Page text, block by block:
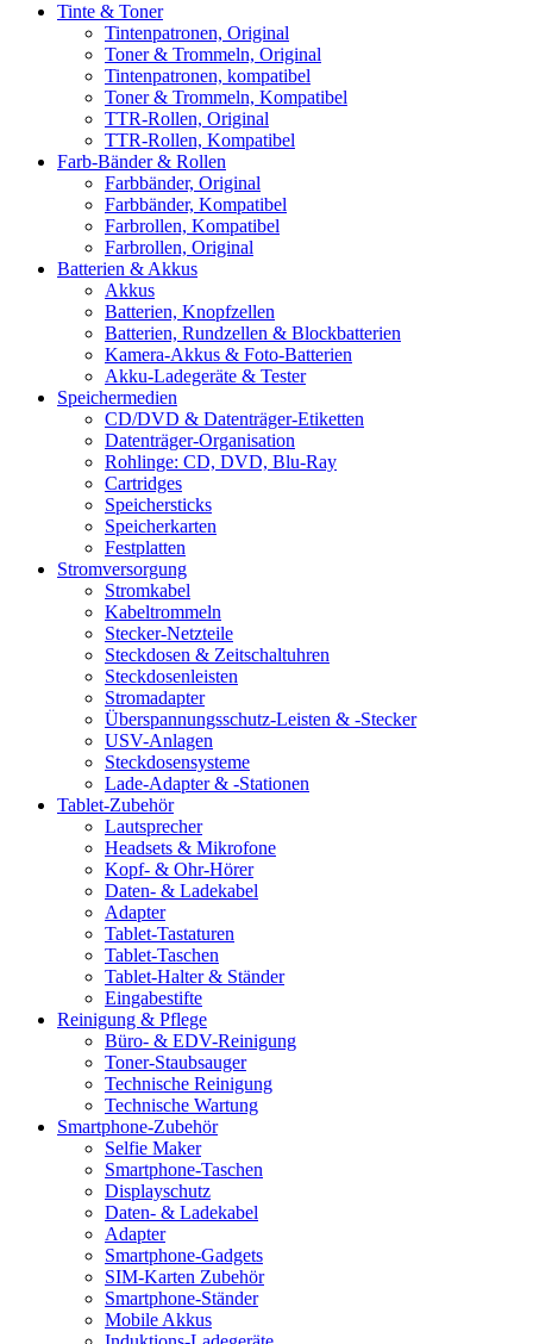
Tinte & Toner
Tintenpatronen, Original
Toner & Trommeln, Original
Tintenpatronen, kompatibel
Toner & Trommeln, Kompatibel
TTR-Rollen, Original
TTR-Rollen, Kompatibel
Farb-Bänder & Rollen
Farbbänder, Original
Farbbänder, Kompatibel
Farbrollen, Kompatibel
Farbrollen, Original
Batterien & Akkus
Akkus
Batterien, Knopfzellen
Batterien, Rundzellen & Blockbatterien
Kamera-Akkus & Foto-Batterien
Akku-Ladegeräte & Tester
Speichermedien
CD/DVD & Datenträger-Etiketten
Datenträger-Organisation
Rohlinge: CD, DVD, Blu-Ray
Cartridges
Speichersticks
Speicherkarten
Festplatten
Stromversorgung
Stromkabel
Kabeltrommeln
Stecker-Netzteile
Steckdosen & Zeitschaltuhren
Steckdosenleisten
Stromadapter
Überspannungsschutz-Leisten & -Stecker
USV-Anlagen
Steckdosensysteme
Lade-Adapter & -Stationen
Tablet-Zubehör
Lautsprecher
Headsets & Mikrofone
Kopf- & Ohr-Hörer
Daten- & Ladekabel
Adapter
Tablet-Tastaturen
Tablet-Taschen
Tablet-Halter & Ständer
Eingabestifte
Reinigung & Pflege
Büro- & EDV-Reinigung
Toner-Staubsauger
Technische Reinigung
Technische Wartung
Smartphone-Zubehör
Selfie Maker
Smartphone-Taschen
Displayschutz
Daten- & Ladekabel
Adapter
Smartphone-Gadgets
SIM-Karten Zubehör
Smartphone-Ständer
Mobile Akkus